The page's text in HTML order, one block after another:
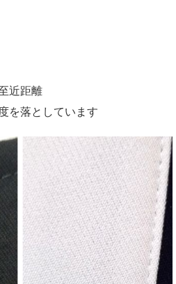
近距離
を落としています